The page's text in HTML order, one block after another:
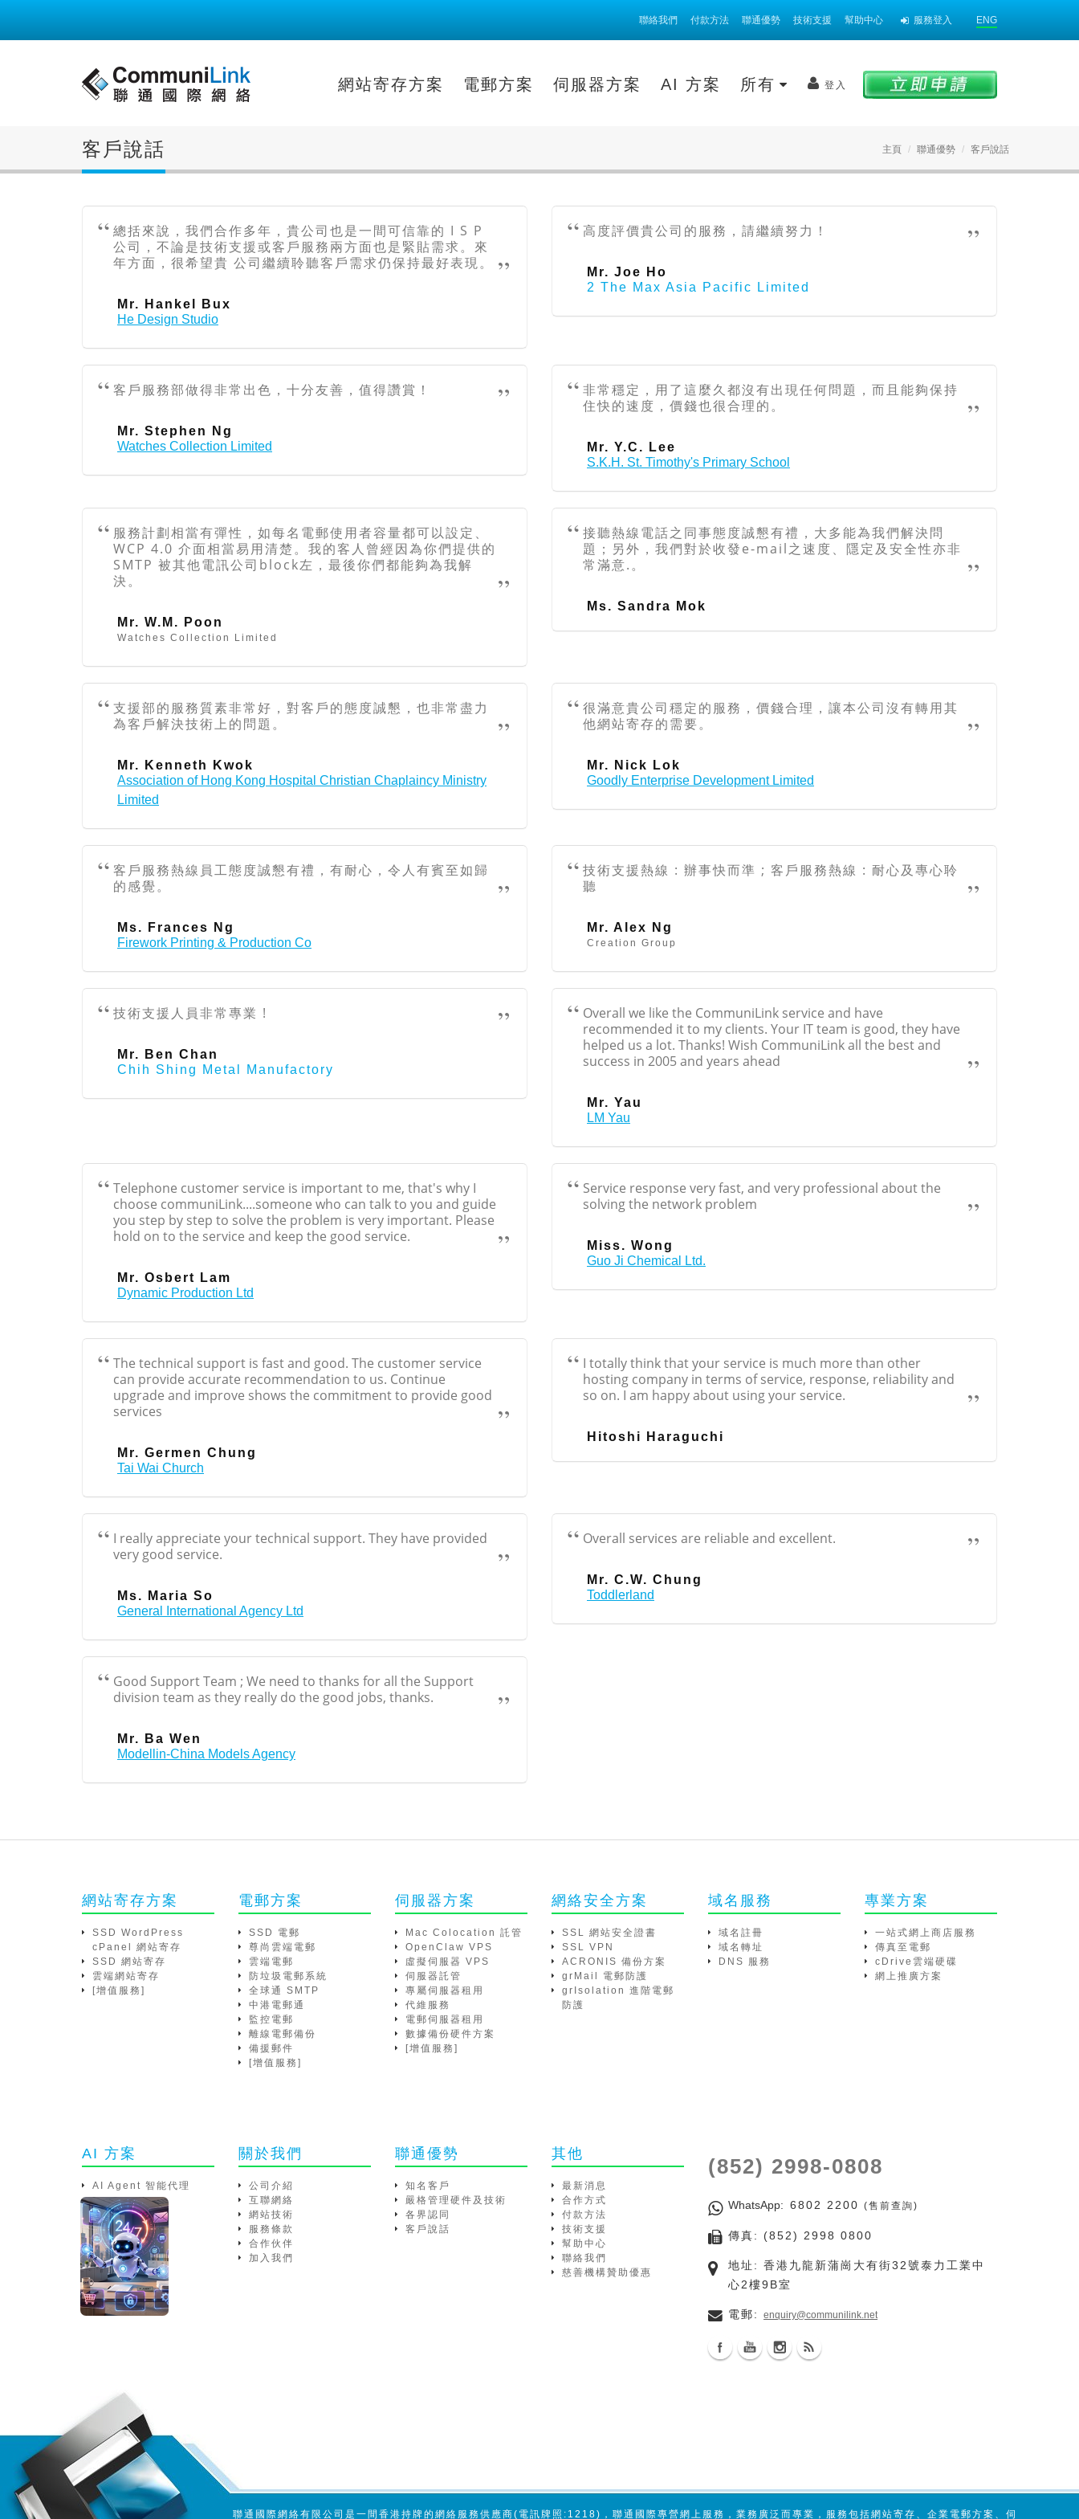
聯絡我們 付款方法 聯通優勢 技術支援 幫助中心 服務登入 ENG
網站寄存方案 電郵方案 伺服器方案 AI 方案 所有 登入
主頁 聯通優勢 客戶說話
客戶說話
總括來說，我們合作多年，貴公司也是一間可信靠的 I S P
公司，不論是技術支援或客戶服務兩方面也是緊貼需求。來
年方面，很希望貴 公司繼續聆聽客戶需求仍保持最好表現。
Mr. Hankel Bux
He Design Studio
高度評價貴公司的服務，請繼續努力！
Mr. Joe Ho
2 The Max Asia Pacific Limited
客戶服務部做得非常出色，十分友善，值得讚賞！
Mr. Stephen Ng
Watches Collection Limited
非常穩定，用了這麼久都沒有出現任何問題，而且能夠保持
住快的速度，價錢也很合理的。
Mr. Y.C. Lee
S.K.H. St. Timothy's Primary School
服務計劃相當有彈性，如每名電郵使用者容量都可以設定、
WCP 4.0 介面相當易用清楚。我的客人曾經因為你們提供的
SMTP 被其他電訊公司block左，最後你們都能夠為我解
決。
Mr. W.M. Poon
Watches Collection Limited
接聽熱線電話之同事態度誠懇有禮，大多能為我們解決問
題；另外，我們對於收發e-mail之速度、隱定及安全性亦非
常滿意.。
Ms. Sandra Mok
支援部的服務質素非常好，對客戶的態度誠懇，也非常盡力
為客戶解決技術上的問題。
Mr. Kenneth Kwok
Association of Hong Kong Hospital Christian Chaplaincy Ministry
Limited
很滿意貴公司穩定的服務，價錢合理，讓本公司沒有轉用其
他網站寄存的需要。
Mr. Nick Lok
Goodly Enterprise Development Limited
客戶服務熱線員工態度誠懇有禮，有耐心，令人有賓至如歸
的感覺。
Ms. Frances Ng
Firework Printing & Production Co
技術支援熱線 : 辦事快而準 ; 客戶服務熱線 : 耐心及專心聆
聽
Mr. Alex Ng
Creation Group
技術支援人員非常專業 !
Mr. Ben Chan
Chih Shing Metal Manufactory
Overall we like the CommuniLink service and have
recommended it to my clients. Your IT team is good, they have
helped us a lot. Thanks! Wish CommuniLink all the best and
success in 2005 and years ahead
Mr. Yau
LM Yau
Telephone customer service is important to me, that's why I
choose communiLink....someone who can talk to you and guide
you step by step to solve the problem is very important. Please
hold on to the service and keep the good service.
Mr. Osbert Lam
Dynamic Production Ltd
Service response very fast, and very professional about the
solving the network problem
Miss. Wong
Guo Ji Chemical Ltd.
The technical support is fast and good. The customer service
can provide accurate recommendation to us. Continue
upgrade and improve shows the commitment to provide good
services
Mr. Germen Chung
Tai Wai Church
I totally think that your service is much more than other
hosting company in terms of service, response, reliability and
so on. I am happy about using your service.
Hitoshi Haraguchi
I really appreciate your technical support. They have provided
very good service.
Ms. Maria So
General International Agency Ltd
Overall services are reliable and excellent.
Mr. C.W. Chung
Toddlerland
Good Support Team ; We need to thanks for all the Support
division team as they really do the good jobs, thanks.
Mr. Ba Wen
Modellin-China Models Agency
網站寄存方案
SSD WordPress
cPanel 網站寄存
SSD 網站寄存
雲端網站寄存
[增值服務]
電郵方案
SSD 電郵
尊尚雲端電郵
雲端電郵
防垃圾電郵系統
全球通 SMTP
中港電郵通
監控電郵
離線電郵備份
備援郵件
[增值服務]
伺服器方案
Mac Colocation 託管
OpenClaw VPS
虛擬伺服器 VPS
伺服器託管
專屬伺服器租用
代維服務
電郵伺服器租用
數據備份硬件方案
[增值服務]
網絡安全方案
SSL 網站安全證書
SSL VPN
ACRONIS 備份方案
grMail 電郵防護
grIsolation 進階電郵
防護
域名服務
域名註冊
域名轉址
DNS 服務
專業方案
一站式網上商店服務
傳真至電郵
cDrive雲端硬碟
網上推廣方案
AI 方案
AI Agent 智能代理
關於我們
公司介紹
互聯網絡
網站技術
服務條款
合作伙伴
加入我們
聯通優勢
知名客戶
嚴格管理硬件及技術
各界認同
客戶說話
其他
最新消息
合作方式
付款方法
技術支援
幫助中心
聯絡我們
慈善機構贊助優惠
(852) 2998-0808
WhatsApp: 6802 2200 (售前查詢)
傳真: (852) 2998 0800
地址: 香港九龍新蒲崗大有街32號泰力工業中
心2樓9B室
電郵: enquiry@communilink.net
聯通國際網絡有限公司是一間香港持牌的網絡服務供應商(電訊牌照:1218)，聯通國際專營網上服務，業務廣泛而專業，服務包括網站寄存、企業電郵方案、伺